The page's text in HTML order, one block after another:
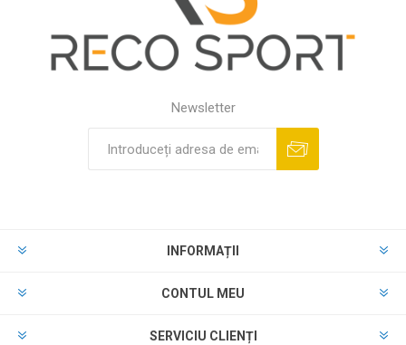
Newsletter
INFORMAȚII
CONTUL MEU
SERVICIU CLIENȚI